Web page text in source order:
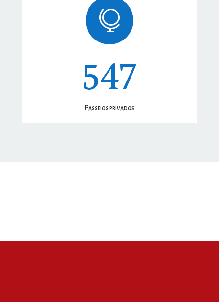

547
Passeios privados